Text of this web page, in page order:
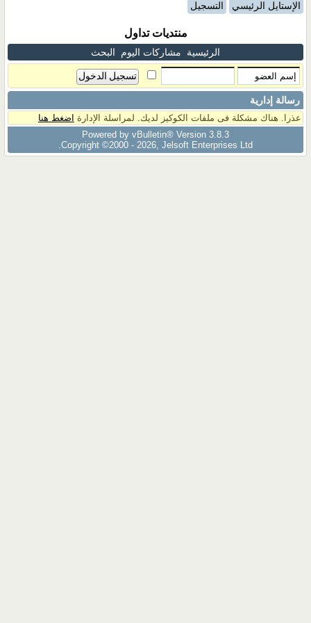
الإستايل الرئيسي التسجيل
منتديات تداول
الرئيسية مشاركات اليوم البحث
رسالة إدارية
عذرا. هناك مشكلة فى ملفات الكوكيز لديك. لمراسلة الإدارة اضغط هنا
Powered by vBulletin® Version 3.8.3
Copyright ©2000 - 2026, Jelsoft Enterprises Ltd.